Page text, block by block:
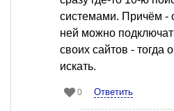
системами. Причём -
ней можно
своих сайтов - тогда
искать.
0 Ответить